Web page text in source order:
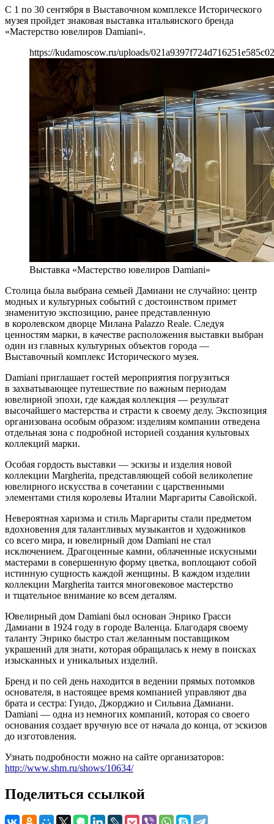
С 1 по 30 сентября в Выставочном комплексе Исторического
музея пройдет знаковая выставка итальянского бренда
«Мастерство ювелиров Damiani».
https://kudamoscow.ru/uploads/
Выставка «Мастерство ювелиров Damiani»
Столица была выбрана семьей Дамиани не случайно: центр
модных и культурных событий с достоинством примет
знаменитую экспозицию, ранее представленную
в королевском дворце Милана Palazzo Reale. Следуя
ценностям марки, в качестве расположения выставки выбран
один из главных культурных объектов города —
Выставочный комплекс Исторического музея.
Damiani приглашает гостей мероприятия погрузиться
в захватывающее путешествие по важным периодам
ювелирной эпохи, где каждая коллекция — результат
высочайшего мастерства и страсти к своему делу. Экспозиция
организована особым образом: изделиям компании отведена
отдельная зона с подробной историей создания культовых
коллекций марки.
Особая гордость выставки — эскизы и изделия новой
коллекции Margherita, представляющей собой великолепие
ювелирного искусства в сочетании с царственными
элементами стиля королевы Италии Маргариты Савойской.
Невероятная харизма и стиль Маргариты стали предметом
вдохновения для талантливых музыкантов и художников
со всего мира, и ювелирный дом Damiani не стал
исключением. Драгоценные камни, облаченные искусными
мастерами в совершенную форму цветка, воплощают собой
истинную сущность каждой женщины. В каждом изделии
коллекции Margherita таится многовековое мастерство
и тщательное внимание ко всем деталям.
Ювелирный дом Damiani был основан Энрико Грасси
Дамиани в 1924 году в городе Валенца. Благодаря своему
таланту Энрико быстро стал желанным поставщиком
украшений для знати, которая обращалась к нему в поисках
изысканных и уникальных изделий.
Бренд и по сей день находится в ведении прямых потомков
основателя, в настоящее время компанией управляют два
брата и сестра: Гуидо, Джорджио и Сильвиа Дамиани.
Damiani — одна из немногих компаний, которая со своего
основания создает вручную все от начала до конца, от эскизов
до изготовления.
Узнать подробности можно на сайте организаторов:
http://www.shm.ru/shows/10634/
Поделиться ссылкой